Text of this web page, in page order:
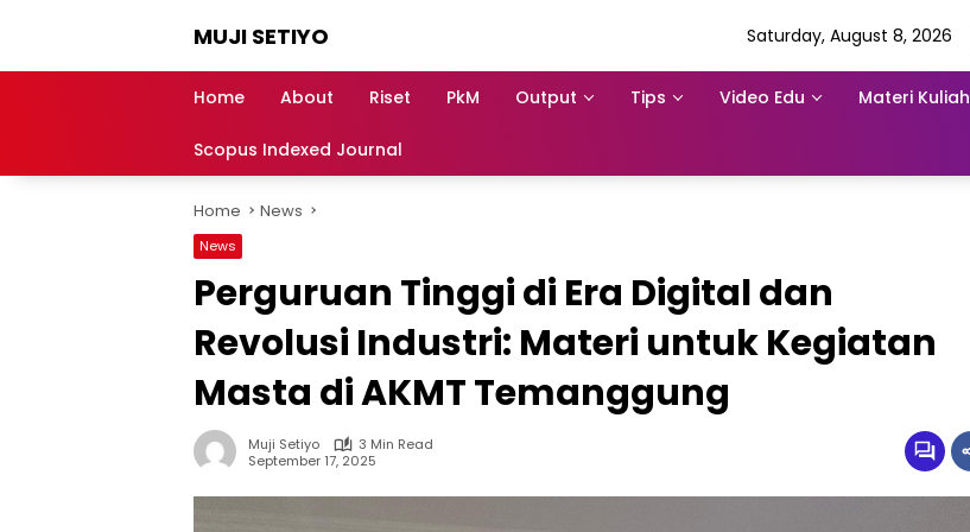
MUJI SETIYO
Bersama,
Saturday, August 8, 2026
Home About Riset PkM Output Tips Video Edu Materi Kuliah
Scopus Indexed Journal
Home News
News
Perguruan Tinggi di Era Digital dan
Revolusi Industri: Materi untuk Kegiatan
Masta di AKMT Temanggung
Muji Setiyo
3 Min Read
September 17, 2025